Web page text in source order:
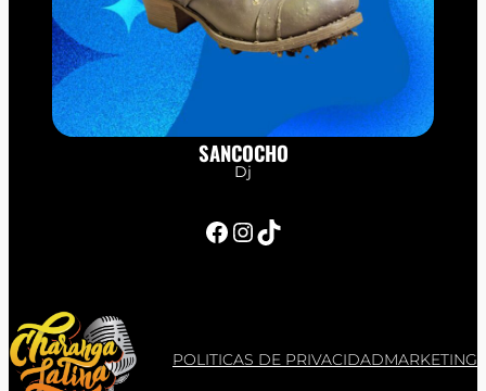
SANCOCHO
Dj
Facebook InstagramTikTok
POLITICAS DE PRIVACIDADMARKETING